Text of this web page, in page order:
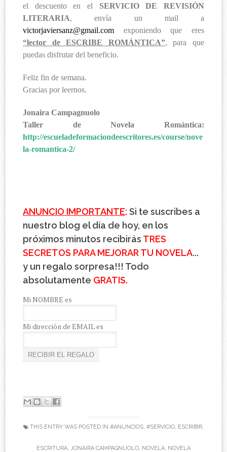
el descuento en el SERVICIO DE REVISIÓN
LITERARIA, envía un mail a
victorjaviersanz@gmail.com exponiendo que eres
“lector de ESCRIBE ROMÁNTICA”, para que
puedas disfrutar del beneficio.
Feliz fin de semana.
Gracias por leernos.
Jonaira Campagnuolo
Taller de Novela Romántica:
http://escueladeformaciondeescritores.es/course/nove
la-romantica-2/
ANUNCIO IMPORTANTE:Si te suscribes a
nuestro blog el día de hoy, en los
próximos minutos recibirás TRES
SECRETOS PARA MEJORAR TU NOVELA...
y un regalo sorpresa!!! Todo
absolutamente GRATIS.
Mi NOMBRE es
Mi dirección de EMAIL es
THIS ENTRY WAS POSTED IN #ANUNCIOS, #SERVICIO, ESCRIBIR,
ESCRITURA, JONAIRA CAMPAGNUOLO, NOVELA, NOVELA